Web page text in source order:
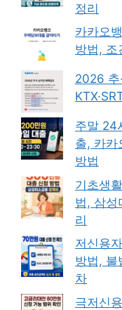
정리
카카오
방법, 조
2026 추
주말 24
출, 카카
방법
기초생
법, 삼성
리
저신용
방법, 불
차
극저신